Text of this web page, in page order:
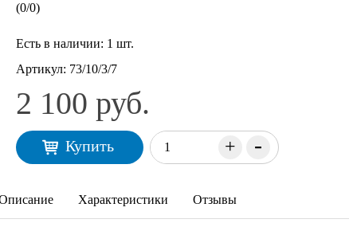
(0/0)
Есть в наличии: 1 шт.
Артикул: 73/10/3/7
2 100 руб.
+ -
Купить
Характеристики Отзывы